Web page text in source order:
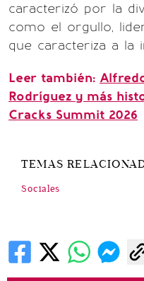
caracterizó por la
como el orgullo,
que caracteriza a la
Leer también:
Rodríguez y más
Cracks Summit 2026
TEMAS
Sociales